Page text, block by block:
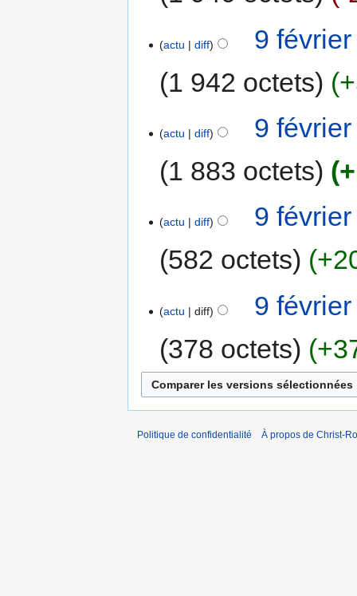
actu diff
9
1 942 octets
actu diff
9
1 883 octets
actu diff
9
582 octets
actu diff
9
378 octets
Politique de confidentialité À propos de Christ-